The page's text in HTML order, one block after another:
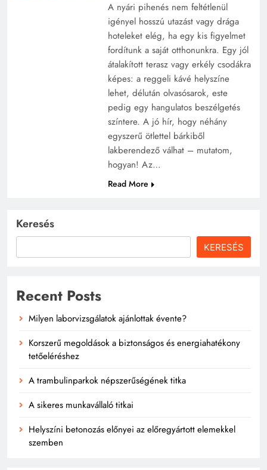
A nyári pihenés nem feltétlenül
igényel hosszú utazást vagy drága
hoteleket elég, ha egy kis figyelmet
fordítunk a saját otthonunkra. Egy jól
átalakított terasz vagy erkély csodákra
képes: a reggeli kávé helyszíne
lehet, délután olvasósarok, este
pedig egy hangulatos beszélgetés
színtere. A jó hír, hogy néhány
egyszerű ötlettel bárkiből
lakberendező válhat – mutatom,
hogyan! Az…
Read More
Keresés
KERESÉS
Recent Posts
Milyen laborvizsgálatok ajánlottak évente?
Korszerű megoldások a biztonságos és energiahatékony
tetőeléréshez
A trambulinparkok népszerűségének titka
A sikeres munkavállaló titkai
Helyszíni betonozás előnyei az előregyártott elemekkel
szemben